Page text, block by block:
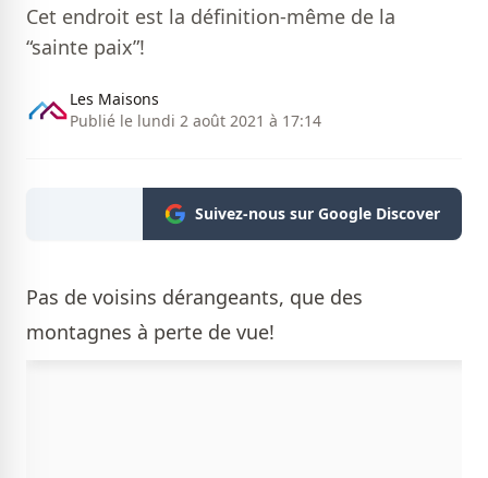
Cet endroit est la définition-même de la
“sainte paix”!
Les Maisons
Publié le lundi 2 août 2021 à 17:14
Suivez-nous sur Google Discover
Pas de voisins dérangeants, que des
montagnes à perte de vue!